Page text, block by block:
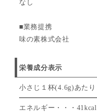
なし
■業務提携
味の素株式会社
栄養成分表示
小さじ１杯(4.6g)あたり
エネルギー・・・41kcal